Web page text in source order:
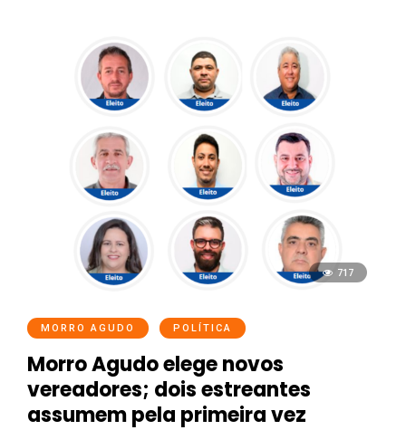
717
MORRO AGUDO POLÍTICA
Morro Agudo elege novos
vereadores; dois estreantes
assumem pela primeira vez